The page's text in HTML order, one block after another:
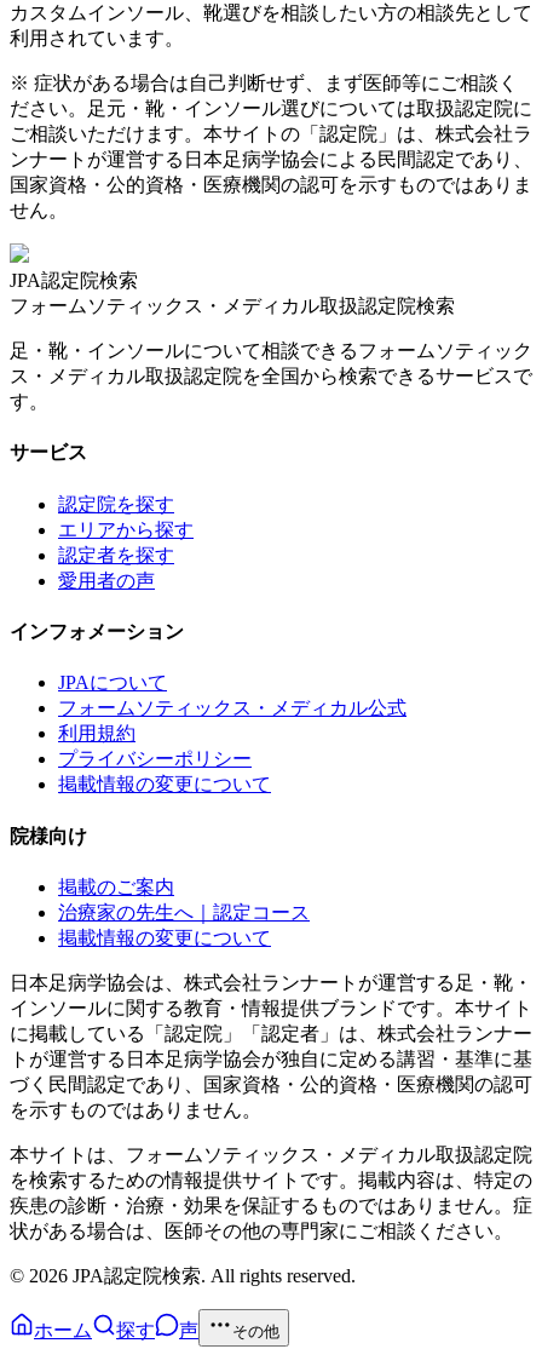
カスタムインソール、靴選びを相談したい方の相談先として
利用されています。
※ 症状がある場合は自己判断せず、まず医師等にご相談く
ださい。足元・靴・インソール選びについては取扱認定院に
ご相談いただけます。本サイトの「認定院」は、株式会社ラ
ンナートが運営する日本足病学協会による民間認定であり、
国家資格・公的資格・医療機関の認可を示すものではありま
せん。
JPA認定院検索
フォームソティックス・メディカル取扱認定院検索
足・靴・インソールについて相談できるフォームソティック
ス・メディカル取扱認定院を全国から検索できるサービスで
す。
サービス
認定院を探す
エリアから探す
認定者を探す
愛用者の声
インフォメーション
JPAについて
フォームソティックス・メディカル公式
利用規約
プライバシーポリシー
掲載情報の変更について
院様向け
掲載のご案内
治療家の先生へ｜認定コース
掲載情報の変更について
日本足病学協会は、株式会社ランナートが運営する足・靴・
インソールに関する教育・情報提供ブランドです。本サイト
に掲載している「認定院」「認定者」は、株式会社ランナー
トが運営する日本足病学協会が独自に定める講習・基準に基
づく民間認定であり、国家資格・公的資格・医療機関の認可
を示すものではありません。
本サイトは、フォームソティックス・メディカル取扱認定院
を検索するための情報提供サイトです。掲載内容は、特定の
疾患の診断・治療・効果を保証するものではありません。症
状がある場合は、医師その他の専門家にご相談ください。
© 2026 JPA認定院検索. All rights reserved.
ホーム 探す 声 その他